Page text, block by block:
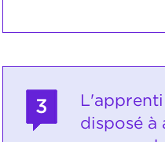
3
disposé à